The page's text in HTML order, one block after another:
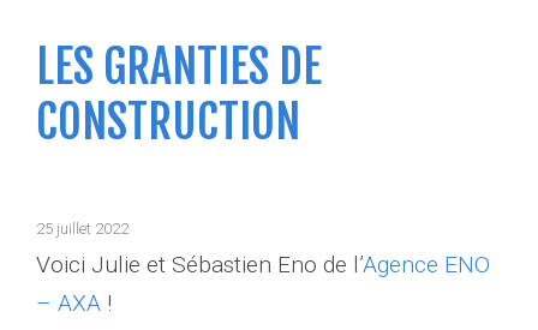
LES GRANTIES DE
CONSTRUCTION
25 juillet 2022
Voici Julie et Sébastien Eno de l’Agence ENO
– AXA !